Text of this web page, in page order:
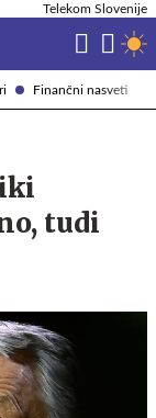
Finančni nasveti
Telekom Slovenije
tudi